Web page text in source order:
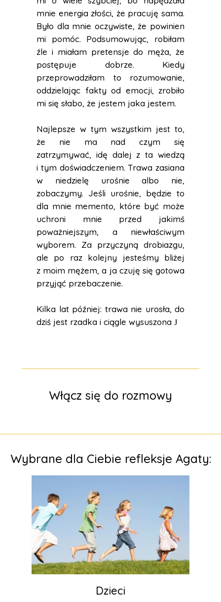
mnie energia złości, że pracuję sama.
Było dla mnie oczywiste, że powinien
mi pomóc. Podsumowując, robiłam
źle i miałam pretensje do męża, że
postępuje dobrze. Kiedy
przeprowadziłam to rozumowanie,
oddzielając fakty od emocji, zrobiło
mi się słabo, że jestem jaka jestem.
Najlepsze w tym wszystkim jest to,
że nie ma nad czym się
zatrzymywać, idę dalej z ta wiedzą
i tym doświadczeniem. Trawa zasiana
w niedzielę urośnie albo nie,
zobaczymy. Jeśli urośnie, będzie to
dla mnie memento, które być może
uchroni mnie przed jakimś
poważniejszym, a niewłaściwym
wyborem. Za przyczyną drobiazgu,
ale po raz kolejny jesteśmy bliżej
z moim mężem, a ja czuję się gotowa
przyjąć przebaczenie.
Kilka lat później: trawa nie urosła, do
dziś jest rzadka i ciągle wysuszona J
Włącz się do rozmowy
Wybrane dla Ciebie refleksje Agaty:
Dzieci